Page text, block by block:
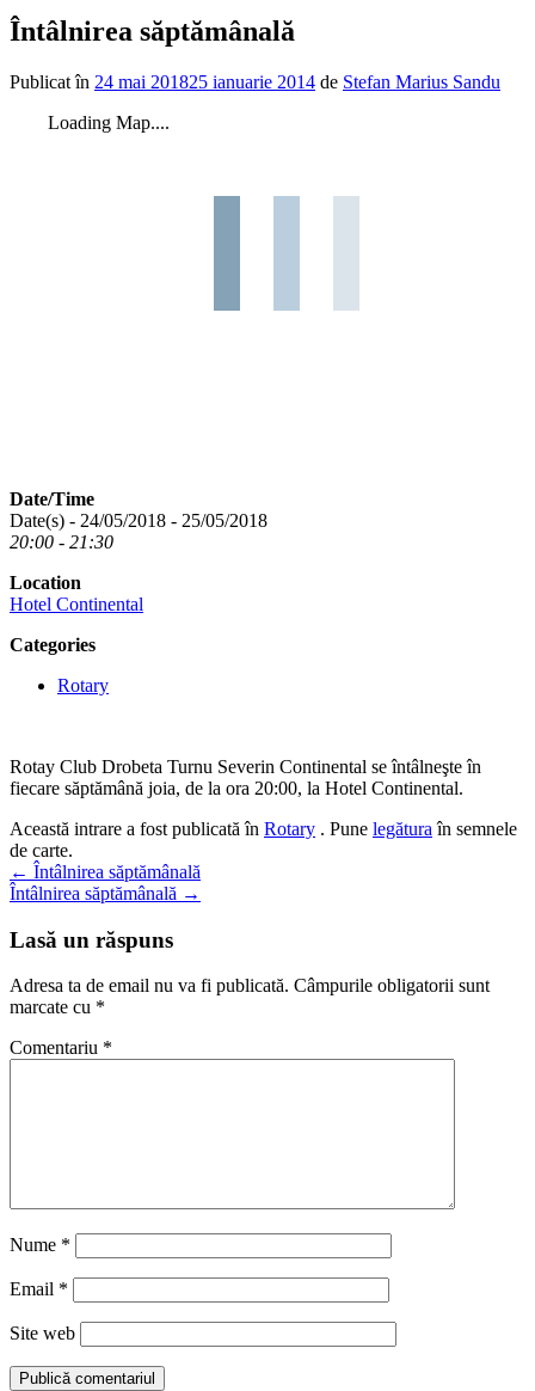
Întâlnirea săptămânală
Publicat în 24 mai 201825 ianuarie 2014 de Stefan Marius Sandu
Loading Map....
Date/Time
Date(s) - 24/05/2018 - 25/05/2018
20:00 - 21:30
Location
Hotel Continental
Categories
Rotary
Rotay Club Drobeta Turnu Severin Continental se întâlneşte în
fiecare săptămână joia, de la ora 20:00, la Hotel Continental.
Această intrare a fost publicată în Rotary . Pune legătura în semnele
de carte.
Navigare
în
articole
← Întâlnirea săptămânală
Întâlnirea săptămânală →
Lasă un răspuns
Adresa ta de email nu va fi publicată. Câmpurile obligatorii sunt
marcate cu *
Comentariu *
Nume *
Email *
Site web